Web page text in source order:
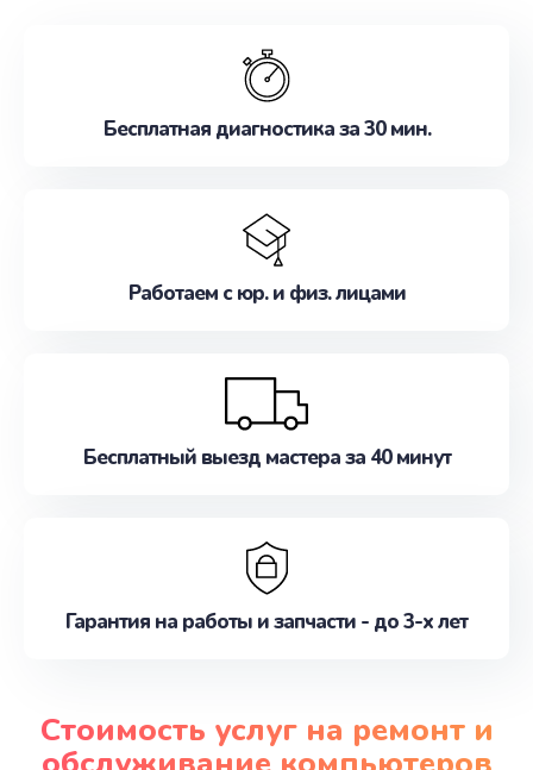
Бесплатная диагностика за 30 мин.
Работаем с юр. и физ. лицами
Бесплатный выезд мастера за 40 минут
Гарантия на работы и запчасти - до 3-х лет
Стоимость услуг на ремонт и